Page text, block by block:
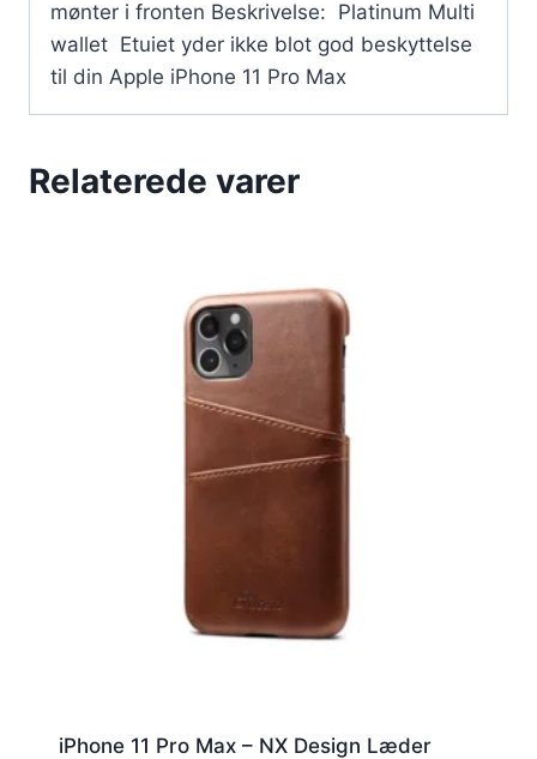
mønter i fronten Beskrivelse: Platinum Multi
wallet Etuiet yder ikke blot god beskyttelse
til din Apple iPhone 11 Pro Max
Relaterede varer
iPhone 11 Pro Max – NX Design Læder